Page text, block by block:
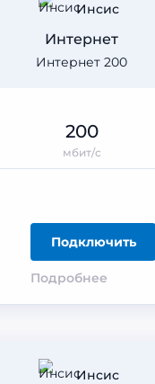
Инсис
Интернет 200
Интернет
Подключить
Подробнее
200
мбит/с
Инсис